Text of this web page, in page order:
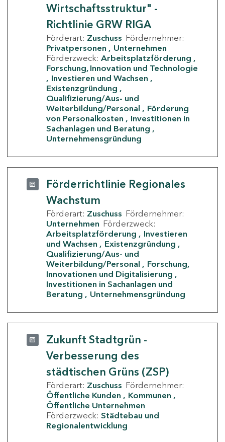
Wirtschaftsstruktur" -
Richtlinie GRW RIGA
Förderart: Zuschuss Fördernehmer:
Privatpersonen
Unternehmen
Förderzweck: Arbeitsplatzförderung
Forschung, Innovation und Technologie
Investieren und Wachsen
Existenzgründung
Qualifizierung/Aus- und
Weiterbildung/Personal
Förderung
von Personalkosten
Investitionen in
Sachanlagen und Beratung
Unternehmensgründung
Förderrichtlinie Regionales
Wachstum
Förderart: Zuschuss Fördernehmer:
Unternehmen Förderzweck:
Arbeitsplatzförderung
Investieren
und Wachsen
Existenzgründung
Qualifizierung/Aus- und
Weiterbildung/Personal
Forschung,
Innovationen und Digitalisierung
Investitionen in Sachanlagen und
Beratung
Unternehmensgründung
Zukunft Stadtgrün -
Verbesserung des
städtischen Grüns (ZSP)
Förderart: Zuschuss Fördernehmer:
Öffentliche Kunden
Kommunen
Öffentliche Unternehmen
Förderzweck: Städtebau und
Regionalentwicklung